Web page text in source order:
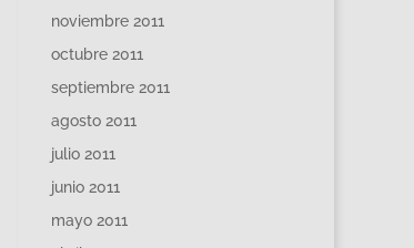
noviembre 2011
octubre 2011
septiembre 2011
agosto 2011
julio 2011
junio 2011
mayo 2011